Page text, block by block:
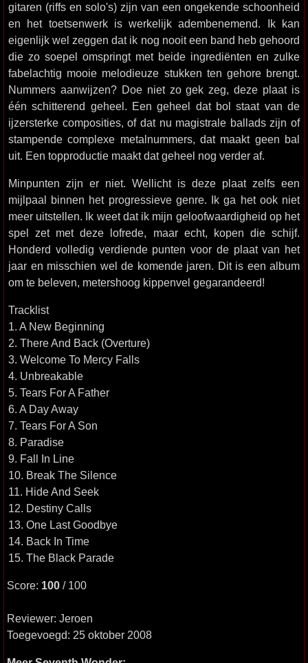
gitaren (riffs en solo's) zijn van een ongekende schoonheid
en het toetsenwerk is werkelijk adembenemend. Ik kan
eigenlijk wel zeggen dat ik nog nooit een band heb gehoord
die zo soepel omspringt met beide ingrediënten en zulke
fabelachtig mooie melodieuze stukken ten gehore brengt.
Nummers aanwijzen? Doe niet zo gek zeg, deze plaat is
één schitterend geheel. Een geheel dat bol staat van de
ijzersterke composities, of dat nu magistrale ballads zijn of
stampende complexe metalnummers, dat maakt geen bal
uit. Een topproductie maakt dat geheel nog verder af.
Minpunten zijn er niet. Wellicht is deze plaat zelfs een
mijlpaal binnen het progressieve genre. Ik ga het ook niet
meer uitstellen. Ik weet dat ik mijn geloofwaardigheid op het
spel zet met deze lofrede, maar echt, kopen die schijf.
Honderd volledig verdiende punten voor de plaat van het
jaar en misschien wel de komende jaren. Dit is een album
om te beleven, metershoog kippenvel gegarandeerd!
Tracklist
1. A New Beginning
2. There And Back (Overture)
3. Welcome To Mercy Falls
4. Unbreakable
5. Tears For A Father
6. A Day Away
7. Tears For A Son
8. Paradise
9. Fall In Line
10. Break The Silence
11. Hide And Seek
12. Destiny Calls
13. One Last Goodbye
14. Back In Time
15. The Black Parade
Score: 100 / 100
Reviewer: Jeroen
Toegevoegd: 25 oktober 2008